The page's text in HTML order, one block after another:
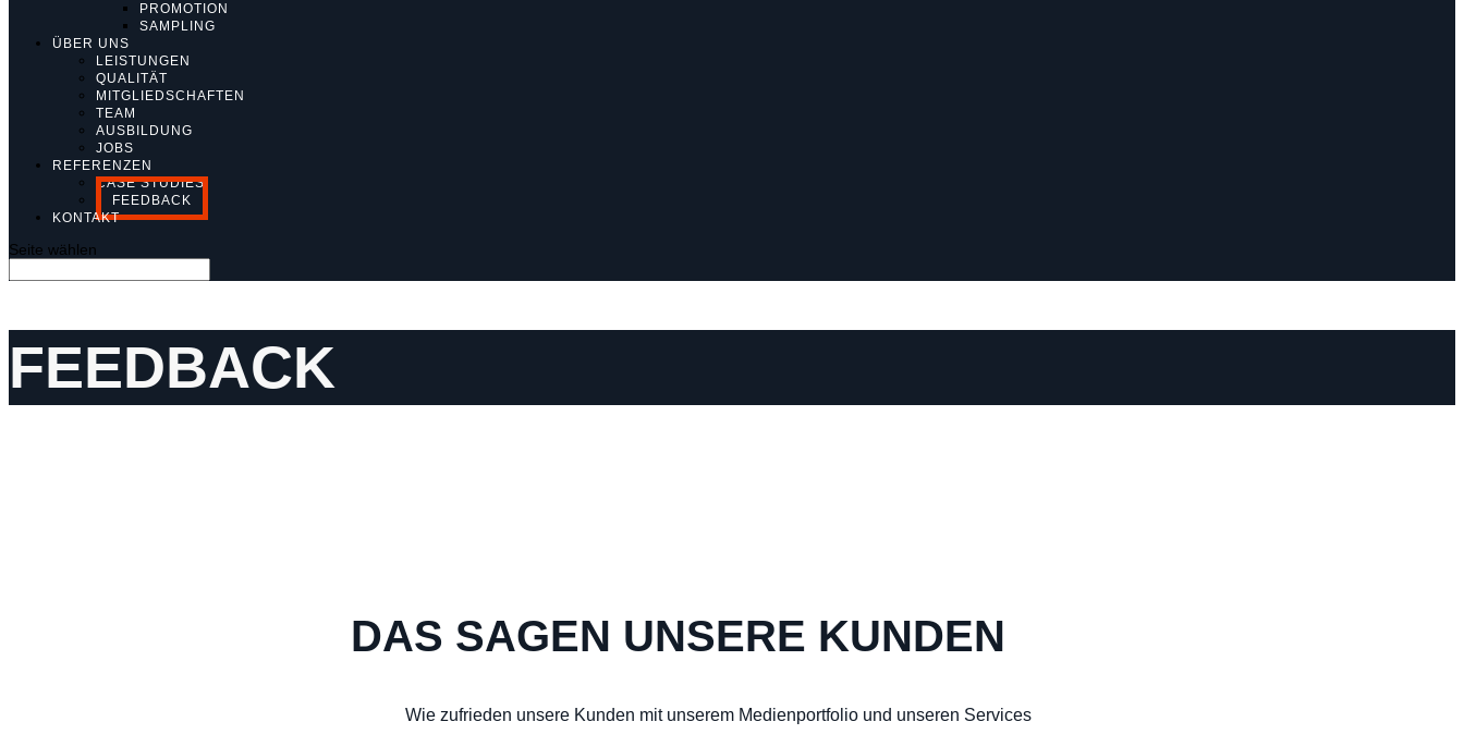
PROMOTION
SAMPLING
ÜBER UNS
LEISTUNGEN
QUALITÄT
MITGLIEDSCHAFTEN
TEAM
AUSBILDUNG
JOBS
REFERENZEN
CASE STUDIES
FEEDBACK
KONTAKT
Seite wählen
FEEDBACK
DAS SAGEN UNSERE KUNDEN
Wie zufrieden unsere Kunden mit unserem Medienportfolio und unseren Services